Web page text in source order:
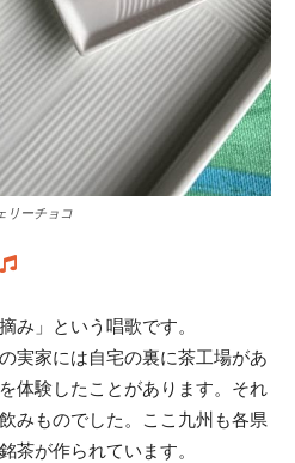
リーチョコ
」という唱歌です。
実家には自宅の裏に茶工場があ
体験したことがあります。それ
みものでした。ここ九州も各県
茶が作られています。